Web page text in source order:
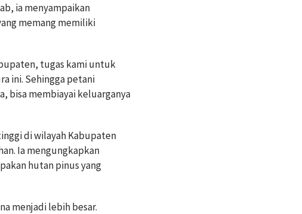
ia menyampaikan
memang memiliki
tugas kami untuk
ini. Sehingga petani
bisa membiayai keluarganya
di wilayah Kabupaten
Ia mengungkapkan
hutan pinus yang
menjadi lebih besar.